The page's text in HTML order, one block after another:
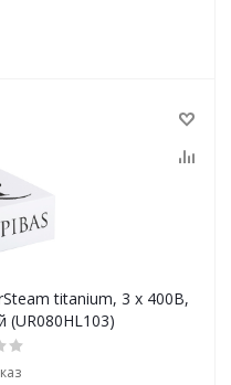
titanium, 3 х 400В,
(UR080HL103)